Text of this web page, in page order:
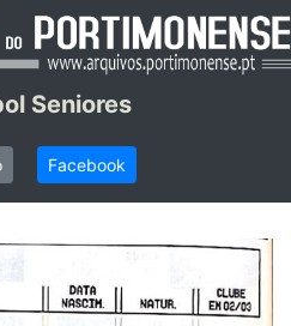
Seniores
Facebook